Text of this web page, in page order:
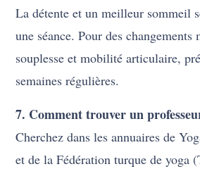
La détente et un meilleur sommeil
une séance. Pour des changements
souplesse et mobilité articulaire,
semaines régulières.
7. Comment trouver un
Cherchez dans les annuaires de
et de la Fédération turque de yoga